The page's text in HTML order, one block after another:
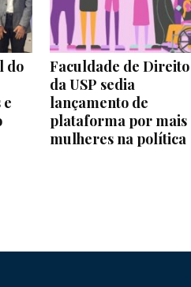
do
Faculdade de Direito
da USP sedia
lançamento de
plataforma por mais
mulheres na política